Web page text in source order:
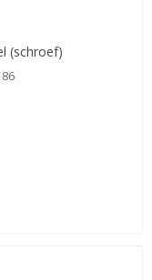
(schroef)